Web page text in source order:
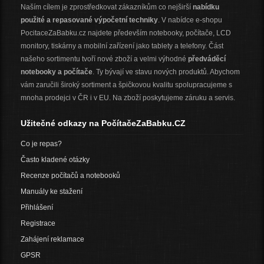
Naším cílem je zprostředkovat zákazníkům co nejširší nabídku
použité a repasované výpočetní techniky. V nabídce e-shopu
PocitaceZaBabku.cz najdete především notebooky, počítače, LCD
monitory, tiskárny a mobilní zařízení jako tablety a telefony. Část
našeho sortimentu tvoří nové zboží a velmi výhodné předváděcí
notebooky a počítače. Ty bývají ve stavu nových produktů. Abychom
vám zaručili široký sortiment a špičkovou kvalitu spolupracujeme s
mnoha prodejci v ČR i v EU. Na zboží poskytujeme záruku a servis.
Užitečné odkazy na PočítačeZaBabku.CZ
Co je repas?
Často kladené otázky
Recenze počítačů a notebooků
Manuály ke stažení
Přihlášení
Registrace
Zahájení reklamace
GPSR